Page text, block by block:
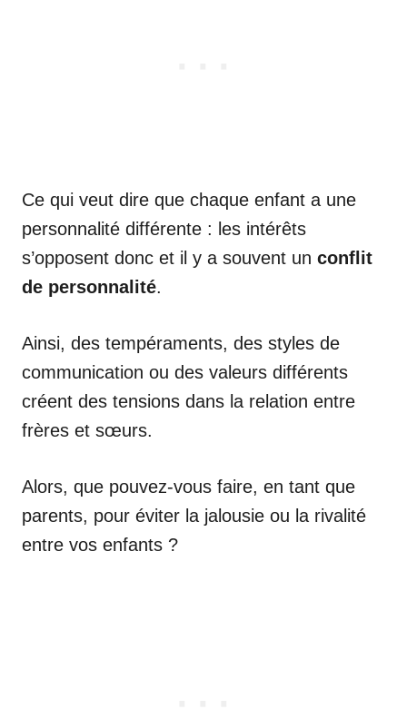
Ce qui veut dire que chaque enfant a une
personnalité différente : les intérêts
s’opposent donc et il y a souvent un conflit
de personnalité.
Ainsi, des tempéraments, des styles de
communication ou des valeurs différents
créent des tensions dans la relation entre
frères et sœurs.
Alors, que pouvez-vous faire, en tant que
parents, pour éviter la jalousie ou la rivalité
entre vos enfants ?